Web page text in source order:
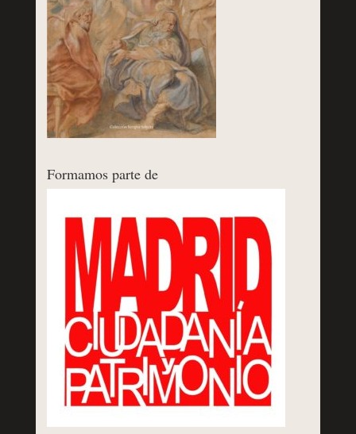
Formamos parte de